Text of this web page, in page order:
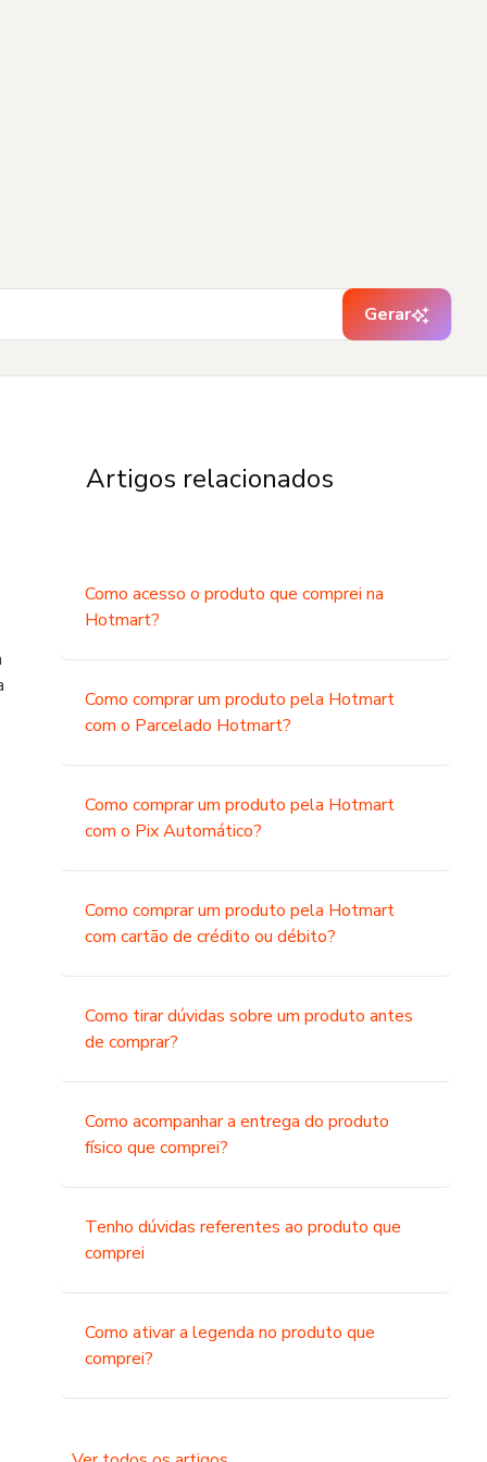
Gerar
Artigos relacionados
Como acesso o produto que comprei na
Hotmart?
Como comprar um produto pela Hotmart
com o Parcelado Hotmart?
Como comprar um produto pela Hotmart
com o Pix Automático?
Como comprar um produto pela Hotmart
com cartão de crédito ou débito?
Como tirar dúvidas sobre um produto antes
de comprar?
Como acompanhar a entrega do produto
físico que comprei?
Tenho dúvidas referentes ao produto que
comprei
Como ativar a legenda no produto que
comprei?